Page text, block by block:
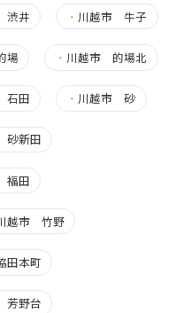
渋井 ・ 川越市 牛子
場 ・ 川越市 的場北
石田 ・ 川越市 砂
新田
福田
越市 竹野
田本町
野台